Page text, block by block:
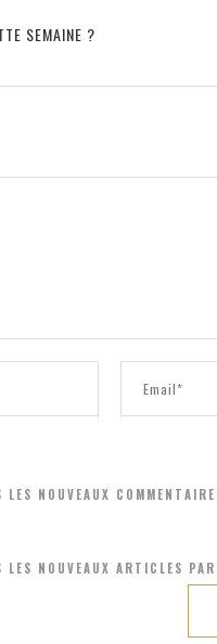
SEMAINE ?
LES NOUVEAUX
LES NOUVEAUX ARTICLES